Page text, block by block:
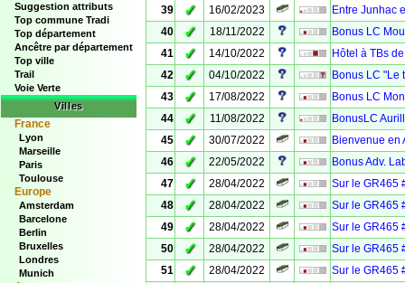
Suggestion attributs
Top commune Tradi
Top département
Ancêtre par département
Top ville
Trail
Voie Verte
Villes
France
Lyon
Marseille
Paris
Toulouse
Europe
Amsterdam
Barcelone
Berlin
Bruxelles
Londres
Munich
39
✓ 16/02/2023
Entre Junhac
40
✓ 18/11/2022
Bonus LC
41
✓ 14/10/2022
Hôtel à TBs
42
✓ 04/10/2022
Bonus LC "Le
43
✓ 17/08/2022
Bonus LC
44
✓ 11/08/2022
BonusLC
45
✓ 30/07/2022
Bienvenue en
46
✓ 22/05/2022
Bonus Adv.
47
✓ 28/04/2022
Sur le GR465
48
✓ 28/04/2022
Sur le GR465
49
✓ 28/04/2022
Sur le GR465
50
✓ 28/04/2022
Sur le GR465
51
✓ 28/04/2022
Sur le GR465